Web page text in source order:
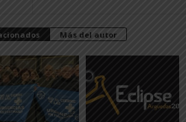
Más del autor